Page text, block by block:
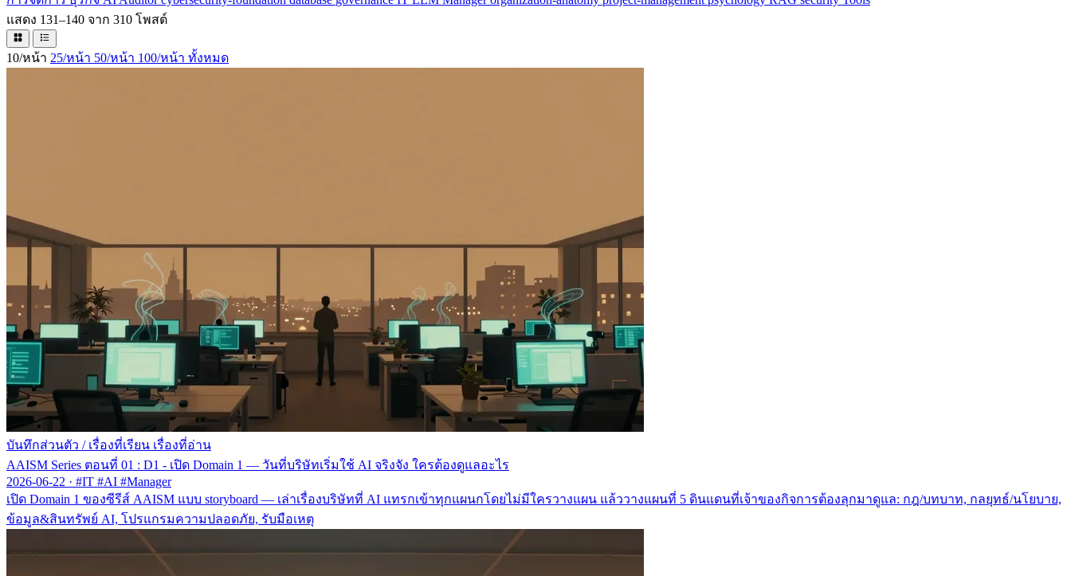
แสดง 131–140 จาก 310 โพสต์
10/หน้า 25/หน้า 50/หน้า 100/หน้า ทั้งหมด
บันทึกส่วนตัว / เรื่องที่เรียน เรื่องที่อ่าน
AAISM Series ตอนที่ 01 : D1 - เปิด Domain 1 — วันที่บริษัทเริ่มใช้ AI จริงจัง ใครต้องดูแลอะไร
2026-06-22 · #IT #AI #Manager
เปิด Domain 1 ของซีรีส์ AAISM แบบ storyboard — เล่าเรื่องบริษัทที่ AI แทรกเข้าทุกแผนกโดยไม่มีใครวางแผน แล้ววางแผนที่ 5 ดินแดนที่เจ้าของกิจการต้องลุกมาดูแล: กฎ/บทบาท, กลยุทธ์/นโยบาย,
ข้อมูล&สินทรัพย์ AI, โปรแกรมความปลอดภัย, รับมือเหตุ